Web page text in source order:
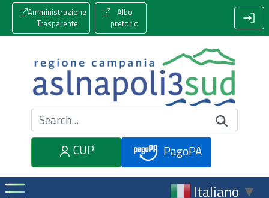
Amministrazione
Trasparente
Albo
pretorio
Cerca nel sito
CUP
PagoPA
Italiano ▼